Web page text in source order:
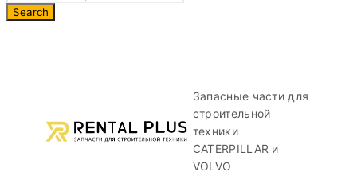
Запасные части для
строительной
техники
CATERPILLAR и
VOLVO